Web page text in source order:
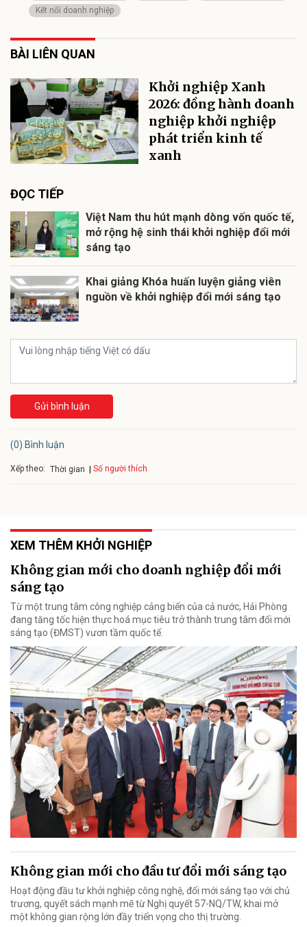
Kết nối doanh nghiệp
BÀI LIÊN QUAN
Khởi nghiệp Xanh
2026: đồng hành doanh
nghiệp khởi nghiệp
phát triển kinh tế
xanh
ĐỌC TIẾP
Việt Nam thu hút mạnh dòng vốn quốc tế,
mở rộng hệ sinh thái khởi nghiệp đổi mới
sáng tạo
Khai giảng Khóa huấn luyện giảng viên
nguồn về khởi nghiệp đổi mới sáng tạo
Gửi bình luận
(0) Bình luận
Xếp theo: Thời gian Số người thích
XEM THÊM KHỞI NGHIỆP
Không gian mới cho doanh nghiệp đổi mới
sáng tạo
Từ một trung tâm công nghiệp cảng biển của cả nước, Hải Phòng
đang tăng tốc hiện thực hoá mục tiêu trở thành trung tâm đổi mới
sáng tạo (ĐMST) vươn tầm quốc tế.
Không gian mới cho đầu tư đổi mới sáng tạo
Hoạt động đầu tư khởi nghiệp công nghệ, đổi mới sáng tạo với chủ
trương, quyết sách mạnh mẽ từ Nghị quyết 57-NQ/TW, khai mở
một không gian rộng lớn đầy triển vọng cho thị trường.